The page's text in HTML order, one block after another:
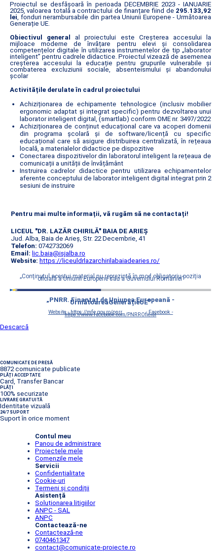
Proiectul se desfășoară în perioada DECEMBRIE 2023 - IANUARIE
2025, valoarea totală a contractului de finanțare fiind de 295.133,92
lei, fonduri nerambursabile din partea Uniunii Europene - Următoarea
Generație UE.
Obiectivul general
al proiectului este Creșterea accesului la
mijloace moderne de învățare pentru elevi și consolidarea
competențelor digitale în utilizarea instrumentelor de tip „laborator
inteligent” pentru cadrele didactice. Proiectul vizează de asemenea
creșterea accesului la educație pentru grupurile vulnerabile și
combaterea excluziunii sociale, absenteismului și abandonului
școlar
Activitățile derulate în cadrul proiectului
Achiziționarea de echipamente tehnologice (inclusiv mobilier
ergonomic adaptat și integrat specific) pentru dezvoltarea unui
laborator inteligent digital, (smartlab) conform OME nr. 3497/2022
Achiziționarea de conținut educațional care va acoperi domenii
din programa școlară și de software/licență cu specific
educațional care să asigure distribuirea centralizată, în rețeaua
locală, a materialelor didactice pe dispozitive
Conectarea dispozitivelor din laboratorul inteligent la rețeaua de
comunicații a unității de învățământ
Instruirea cadrelor didactice pentru utilizarea echipamentelor
aferente conceptului de laborator inteligent digital integrat prin 2
sesiuni de instruire
Pentru mai multe informații, vă rugăm să ne contactați!
LICEUL "DR. LAZĂR CHIRILĂ" BAIA DE ARIEŞ
Jud. Alba, Baia de Arieș, Str. 22 Decembrie, 41
Telefon: 0742732069
Email: lic.baia@isjalba.ro
Website: https://liceuldrlazarchirilabaiadearies.ro/
„Conţinutul acestui material nu reprezintă în mod obligatoriu poziţia
oficială a Uniunii Europene sau a Guvernului României”
„PNRR. Finanțat de Uniunea Europeană -
UrmătoareaGenerațieUE”
Website - https://mfe.gov.ro/pnrr Facebook -
https://www.facebook.com/PNRROficial
Descarcă
COMUNICATE DE PRESĂ
8872 comunicate publicate
PLĂȚI ACCEPTATE
Card, Transfer Bancar
PLĂȚI
100% securizate
LIVRARE GRATUITĂ
Identitate vizuală
24/7 SUPORT
Suport în orice moment
Contul meu
Panou de administrare
Proiectele mele
Comenzile mele
Servicii
Confidențialitate
Cookie-uri
Termeni și condiții
Asistență
Soluționarea litigiilor
ANPC - SAL
ANPC
Contactează-ne
Contactează-ne
0740461347
contact@comunicate-proiecte.ro